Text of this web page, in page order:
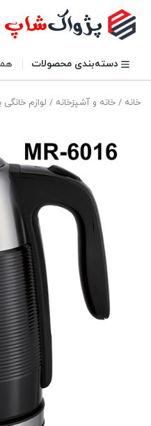
دسته‌بندی محصولات
خانه / خانه و آشپزخانه / لوازم خانگی